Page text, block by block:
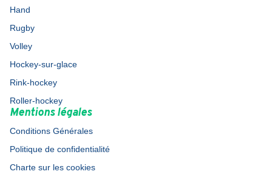
Hand
Rugby
Volley
Hockey-sur-glace
Rink-hockey
Roller-hockey
Mentions légales
Conditions Générales
Politique de confidentialité
Charte sur les cookies